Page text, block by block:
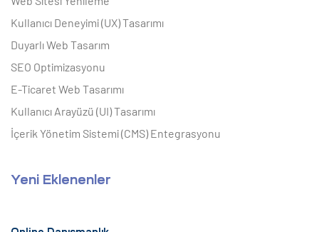
Kullanıcı Deneyimi (UX) Tasarımı
Duyarlı Web Tasarım
SEO Optimizasyonu
E-Ticaret Web Tasarımı
Kullanıcı Arayüzü (UI) Tasarımı
İçerik Yönetim Sistemi (CMS) Entegrasyonu
Yeni Eklenenler